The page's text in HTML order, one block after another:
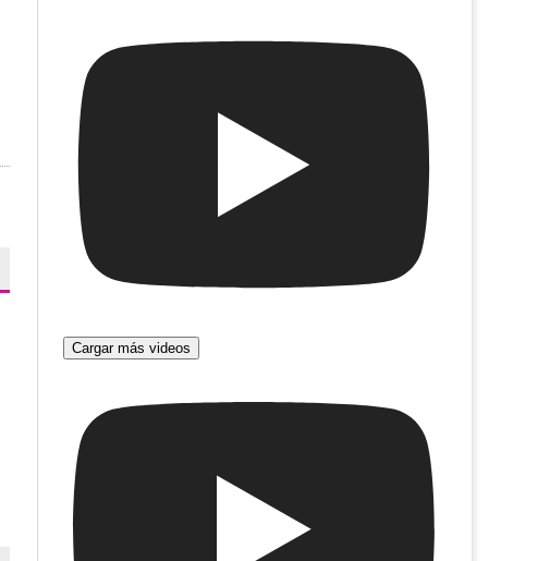
Una espina en el zapato
Cargar más videos